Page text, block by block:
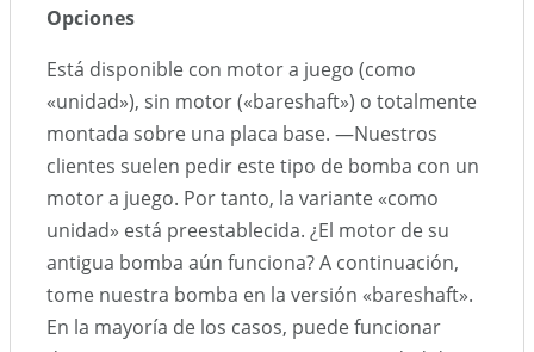
Opciones
Está disponible con motor a juego (como
«unidad»), sin motor («bareshaft») o totalmente
montada sobre una placa base. —Nuestros
clientes suelen pedir este tipo de bomba con un
motor a juego. Por tanto, la variante «como
unidad» está preestablecida. ¿El motor de su
antigua bomba aún funciona? A continuación,
tome nuestra bomba en la versión «bareshaft».
En la mayoría de los casos, puede funcionar